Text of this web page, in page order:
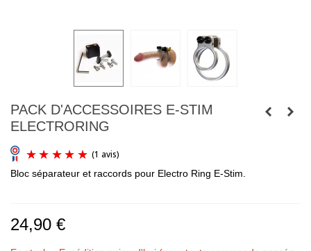
PACK D'ACCESSOIRES E-STIM
ELECTRORING
Bloc séparateur et raccords pour Electro Ring E-Stim.
24,90 €